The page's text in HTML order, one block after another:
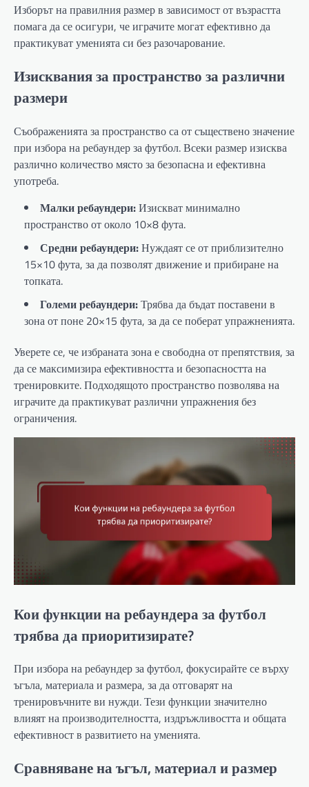
Изборът на правилния размер в зависимост от възрастта
помага да се осигури, че играчите могат ефективно да
практикуват уменията си без разочарование.
Изисквания за пространство за различни
размери
Съображенията за пространство са от съществено значение
при избора на ребаундер за футбол. Всеки размер изисква
различно количество място за безопасна и ефективна
употреба.
Малки ребаундери:Изискват минимално
пространство от около 10×8 фута.
Средни ребаундери:Нуждаят се от приблизително
15×10 фута, за да позволят движение и прибиране на
топката.
Големи ребаундери:Трябва да бъдат поставени в
зона от поне 20×15 фута, за да се поберат упражненията.
Уверете се, че избраната зона е свободна от препятствия, за
да се максимизира ефективността и безопасността на
тренировките. Подходящото пространство позволява на
играчите да практикуват различни упражнения без
ограничения.
Кои функции на ребаундера за футбол
трябва да приоритизирате?
При избора на ребаундер за футбол, фокусирайте се върху
ъгъла, материала и размера, за да отговарят на
тренировъчните ви нужди. Тези функции значително
влияят на производителността, издръжливостта и общата
ефективност в развитието на уменията.
Сравняване на ъгъл, материал и размер